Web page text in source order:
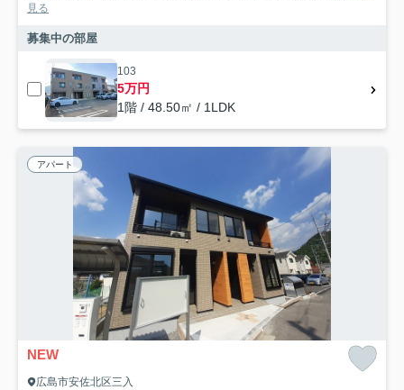
見る
募集中の部屋
103
5万円
1階 / 48.50㎡ / 1LDK
アパート
NEW
広島市安佐北区三入